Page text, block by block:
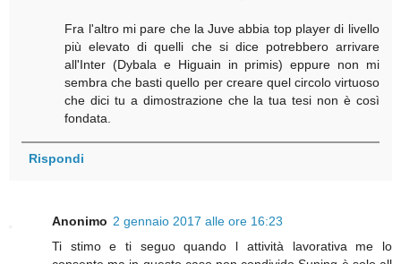
Fra l'altro mi pare che la Juve abbia top player di livello
più elevato di quelli che si dice potrebbero arrivare
all'Inter (Dybala e Higuain in primis) eppure non mi
sembra che basti quello per creare quel circolo virtuoso
che dici tu a dimostrazione che la tua tesi non è così
fondata.
Rispondi
Anonimo 2 gennaio 2017 alle ore 16:23
Ti stimo e ti seguo quando l attività lavorativa me lo